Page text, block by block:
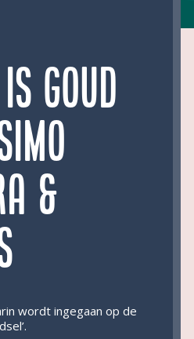
goud
&
wordt ingegaan op de